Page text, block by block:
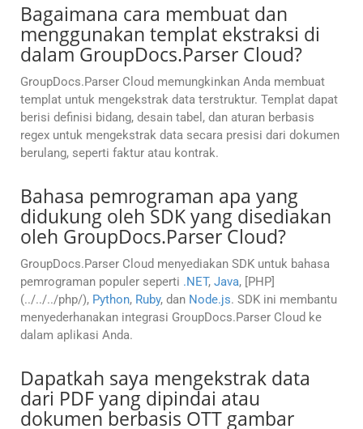
Bagaimana cara membuat dan
menggunakan templat ekstraksi di
dalam GroupDocs.Parser Cloud?
GroupDocs.Parser Cloud memungkinkan Anda membuat
templat untuk mengekstrak data terstruktur. Templat dapat
berisi definisi bidang, desain tabel, dan aturan berbasis
regex untuk mengekstrak data secara presisi dari dokumen
berulang, seperti faktur atau kontrak.
Bahasa pemrograman apa yang
didukung oleh SDK yang disediakan
oleh GroupDocs.Parser Cloud?
GroupDocs.Parser Cloud menyediakan SDK untuk bahasa
pemrograman populer seperti .NET, Java, [PHP]
(../../../php/), Python, Ruby, dan Node.js. SDK ini membantu
menyederhanakan integrasi GroupDocs.Parser Cloud ke
dalam aplikasi Anda.
Dapatkah saya mengekstrak data
dari PDF yang dipindai atau
dokumen berbasis OTT gambar